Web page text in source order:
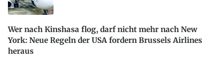
Wer nach Kinshasa flog, darf nicht mehr nach New
York: Neue Regeln der USA fordern Brussels Airlines
heraus